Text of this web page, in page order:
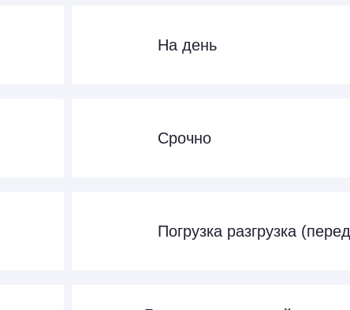
На день
Срочно
Погрузка разгрузка